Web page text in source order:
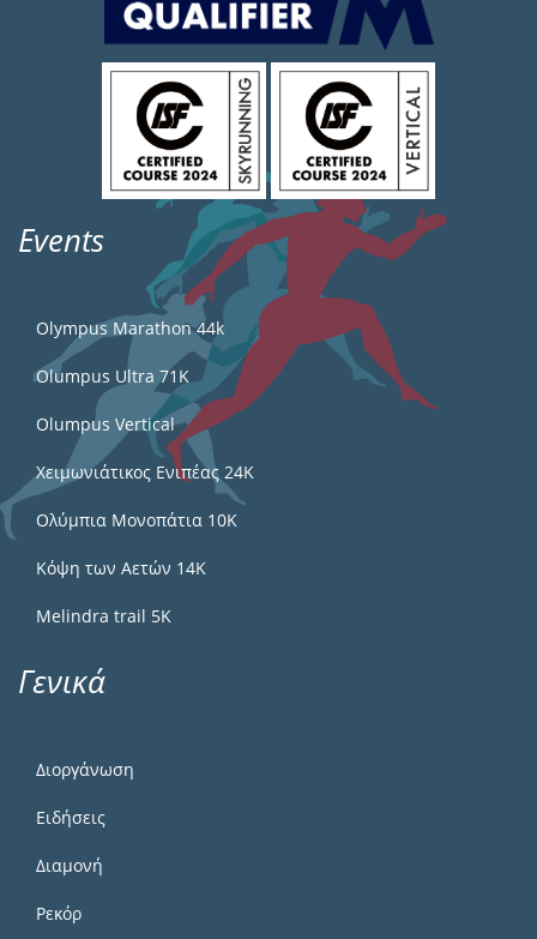
Events
Olympus Marathon 44k
Olumpus Ultra 71K
Olumpus Vertical
Χειμωνιάτικος Ενιπέας 24Κ
Ολύμπια Μονοπάτια 10Κ
Κόψη των Αετών 14Κ
Melindra trail 5Κ
Γενικά
Διοργάνωση
Ειδήσεις
Διαμονή
Ρεκόρ